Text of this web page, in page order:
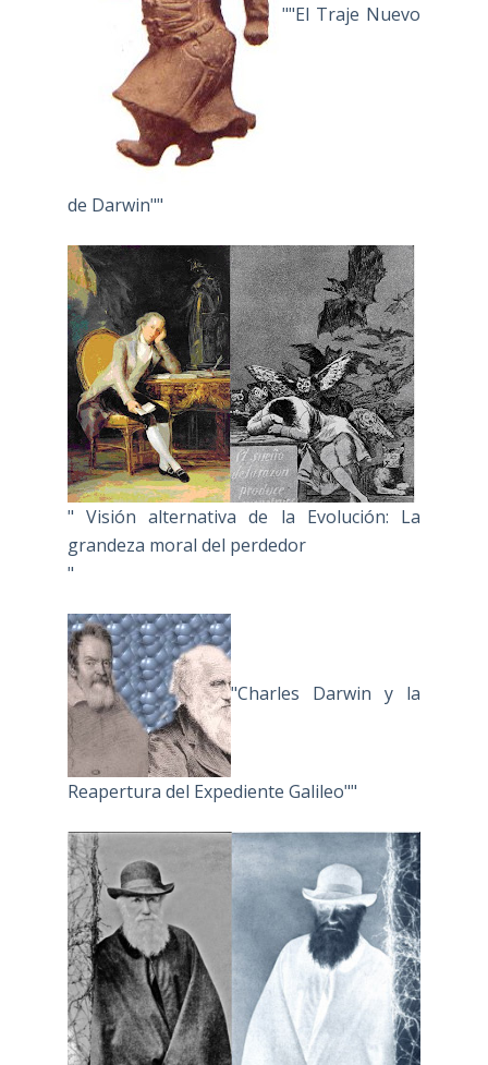
""El Traje Nuevo
de Darwin""
" Visión alternativa de la Evolución: La
grandeza moral del perdedor
"
"Charles Darwin y la
Reapertura del Expediente Galileo""